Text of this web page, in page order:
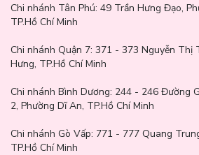
Chi nhánh Tân Phú: 49 Trần Hưng Đạo,
TP.Hồ Chí Minh
Chi nhánh Quận 7: 371 - 373 Nguyễn Thị
Hưng, TP.Hồ Chí Minh
Chi nhánh Bình Dương: 244 - 246 Đường
2, Phường Dĩ An, TP.Hồ Chí Minh
Chi nhánh Gò Vấp: 771 - 777 Quang
TP.Hồ Chí Minh